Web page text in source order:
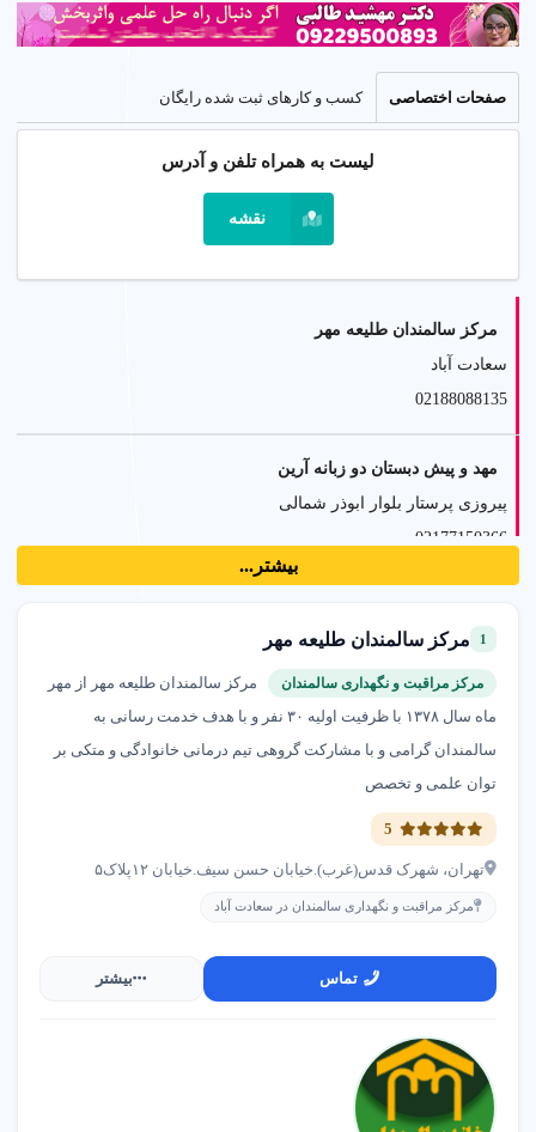
صفحات اختصاصی کسب و کارهای ثبت شده رایگان
لیست به همراه تلفن و آدرس
نقشه
مرکز سالمندان طلیعه مهر
سعادت آباد
02188088135
مهد و پیش دبستان دو زبانه آرین
پیروزی پرستار بلوار ابوذر شمالی
02177150366
نیاوران منظریه
09198350535
سالن زیبایی سارا مولایی
اندرزگو
02126851304
قیطریه شریعتی
02122909216
ستارخان
02137893000
بیشتر...
1 مرکز سالمندان طلیعه مهر
مرکز مراقبت و نگهداری سالمندان
مرکز سالمندان طلیعه مهر از مهر
ماه سال ۱۳۷۸ با ظرفیت اولیه ۳۰ نفر و با هدف خدمت رسانی به
سالمندان گرامی و با مشارکت گروهی تیم درمانی خانوادگی و متکی بر
توان علمی و تخصص
تهران، شهرک قدس(غرب).خیابان حسن سیف.خیابان ۱۲پلاک۵
مرکز مراقبت و نگهداری سالمندان در سعادت آباد
تماس بیشتر